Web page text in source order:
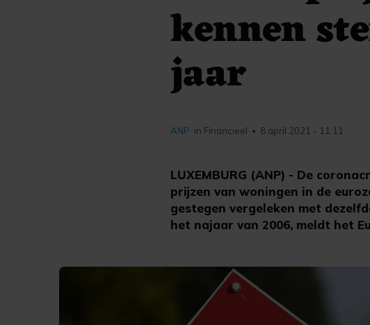
kennen
jaar
LUXEMBURG (ANP) - De
prijzen van woningen in de
gestegen vergeleken met
het najaar van 2006, meldt het
ANP in Financieel • 8 april 2021 - 11:11